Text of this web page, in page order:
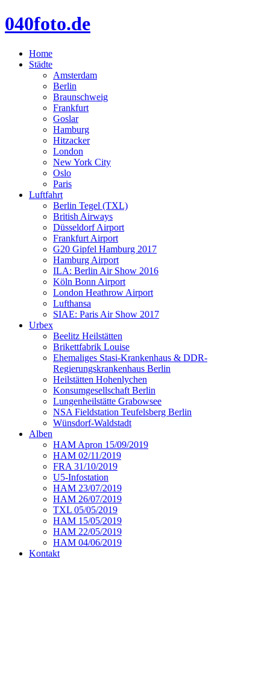
040foto.de
Home
Städte
Amsterdam
Berlin
Braunschweig
Frankfurt
Goslar
Hamburg
Hitzacker
London
New York City
Oslo
Paris
Luftfahrt
Berlin Tegel (TXL)
British Airways
Düsseldorf Airport
Frankfurt Airport
G20 Gipfel Hamburg 2017
Hamburg Airport
ILA: Berlin Air Show 2016
Köln Bonn Airport
London Heathrow Airport
Lufthansa
SIAE: Paris Air Show 2017
Urbex
Beelitz Heilstätten
Brikettfabrik Louise
Ehemaliges Stasi-Krankenhaus & DDR-
Regierungskrankenhaus Berlin
Heilstätten Hohenlychen
Konsumgesellschaft Berlin
Lungenheilstätte Grabowsee
NSA Fieldstation Teufelsberg Berlin
Wünsdorf-Waldstadt
Alben
HAM Apron 15/09/2019
HAM 02/11/2019
FRA 31/10/2019
U5-Infostation
HAM 23/07/2019
HAM 26/07/2019
TXL 05/05/2019
HAM 15/05/2019
HAM 22/05/2019
HAM 04/06/2019
Kontakt